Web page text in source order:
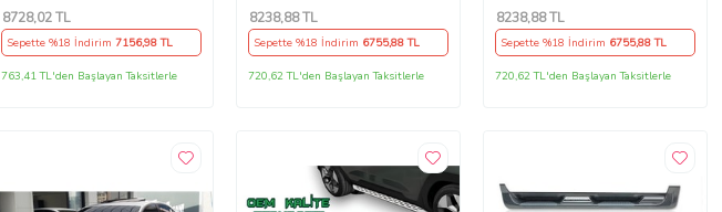
2022 A+ Kalite
8728,02 TL
Sepette %18 İndirim 7156,98 TL
763,41 TL'den Başlayan Taksitlerle
Kalite
8238,88 TL
Sepette %18 İndirim 6755,88 TL
720,62 TL'den Başlayan Taksitlerle
2014 A+ Kalite
8238,88 TL
Sepette %18 İndirim 6755,88 TL
720,62 TL'den Başlayan Taksitlerle